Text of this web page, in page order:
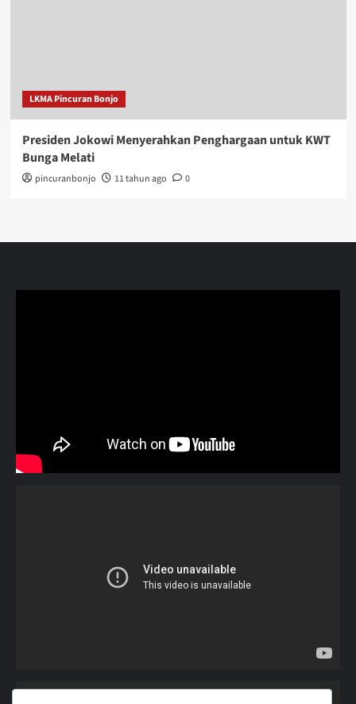
LKMA Pincuran Bonjo
Presiden Jokowi Menyerahkan Penghargaan untuk KWT
Bunga Melati
pincuranbonjo 11 tahun ago 0